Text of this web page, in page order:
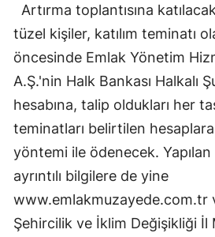
Artırma toplantısına
tüzel kişiler, katılım teminatı
öncesinde Emlak Yönetim
A.Ş.'nin Halk Bankası Halkalı
hesabına, talip oldukları her
teminatları belirtilen
yöntemi ile ödenecek. Yapılan
ayrıntılı bilgilere de yine
www.emlakmuzayede.com.tr
Şehircilik ve İklim Değişikliği İl